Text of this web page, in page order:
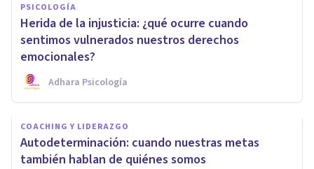
PSICOLOGÍA
Herida de la injusticia: ¿qué ocurre cuando
sentimos vulnerados nuestros derechos
emocionales?
Adhara Psicología
COACHING Y LIDERAZGO
Autodeterminación: cuando nuestras metas
también hablan de quiénes somos